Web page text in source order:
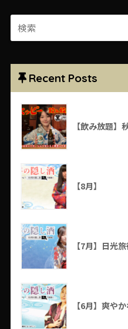
Recent Posts
【飲み放題】
【8月】
【7月】日光
【6月】爽や